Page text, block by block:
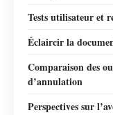
Tests utilisateur et
Éclaircir la
Comparaison des
d’annulation
Perspectives sur